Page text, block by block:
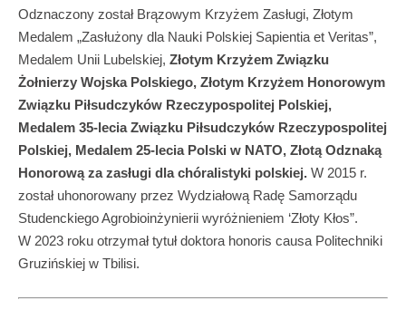
Odznaczony został Brązowym Krzyżem Zasługi, Złotym
Medalem „Zasłużony dla Nauki Polskiej Sapientia et Veritas”,
Medalem Unii Lubelskiej, Złotym Krzyżem Związku
Żołnierzy Wojska Polskiego, Złotym Krzyżem Honorowym
Związku Piłsudczyków Rzeczypospolitej Polskiej,
Medalem 35-lecia Związku Piłsudczyków Rzeczypospolitej
Polskiej, Medalem 25-lecia Polski w NATO, Złotą Odznaką
Honorową za zasługi dla chóralistyki polskiej. W 2015 r.
został uhonorowany przez Wydziałową Radę Samorządu
Studenckiego Agrobioinżynierii wyróżnieniem ‘Złoty Kłos”.
W 2023 roku otrzymał tytuł doktora honoris causa Politechniki
Gruzińskiej w Tbilisi.